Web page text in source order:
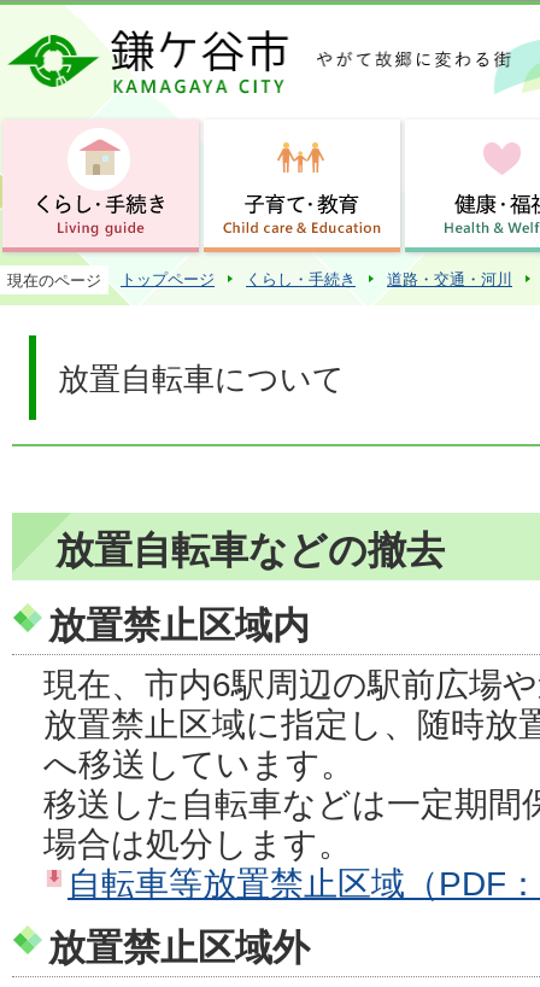
この
現在のページ トップページ くらし・手続き 道路・交通・河川
放置自転車について
放置自転車などの撤去
放置禁止区域内
現在、市内6駅周辺の駅前広場
放置禁止区域に指定し、随時放
へ移送しています。
移送した自転車などは一定期間
場合は処分します。
自転車等放置禁止区域（PDF
放置禁止区域外